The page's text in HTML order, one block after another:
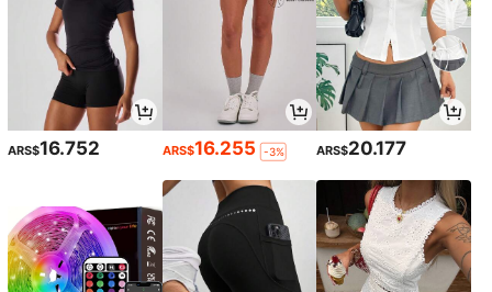
ARS$16.752 ARS$16.255 -3% ARS$20.177